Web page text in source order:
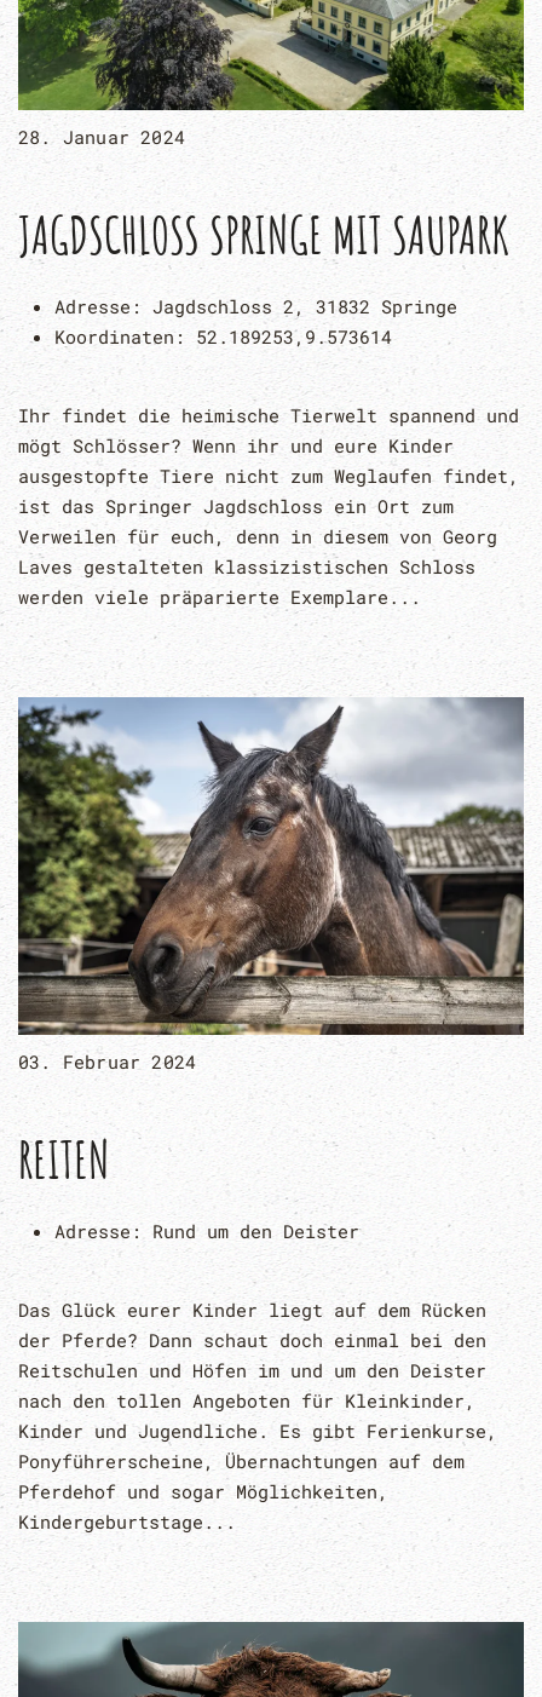
28. Januar 2024
JAGDSCHLOSS SPRINGE MIT SAUPARK
Adresse: Jagdschloss 2, 31832 Springe
Koordinaten: 52.189253,9.573614
Ihr findet die heimische Tierwelt spannend und
mögt Schlösser? Wenn ihr und eure Kinder
ausgestopfte Tiere nicht zum Weglaufen findet,
ist das Springer Jagdschloss ein Ort zum
Verweilen für euch, denn in diesem von Georg
Laves gestalteten klassizistischen Schloss
werden viele präparierte Exemplare...
03. Februar 2024
REITEN
Adresse: Rund um den Deister
Das Glück eurer Kinder liegt auf dem Rücken
der Pferde? Dann schaut doch einmal bei den
Reitschulen und Höfen im und um den Deister
nach den tollen Angeboten für Kleinkinder,
Kinder und Jugendliche. Es gibt Ferienkurse,
Ponyführerscheine, Übernachtungen auf dem
Pferdehof und sogar Möglichkeiten,
Kindergeburtstage...